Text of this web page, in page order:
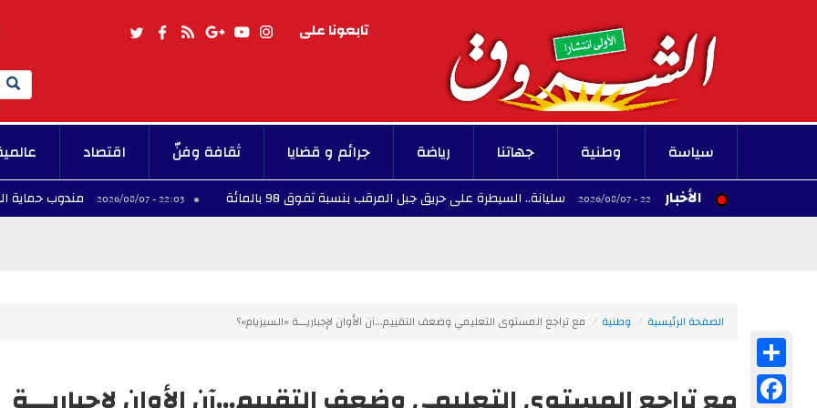
تابعونا على
Search
سياسة وطنية جهاتنا رياضة جرائم و قضايا ثقافة وفنّ اقتصاد
الأخبار 22:40 - 2026/08/07 سليانة.. السيطرة على حريق جبل المرقب بنسبة تفوق 98 بالمائة 22:03 - 2026/08/07 مندوب حماية الطفولة
الصفحة الرئيسية وطنية مع تراجع المستوى التعليمي وضعف التقييم...آن الأوان لإجباريـــة «السيزيام»؟
Facebook